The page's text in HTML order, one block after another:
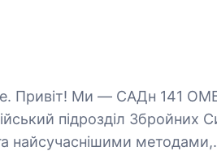
підрозділ Збройних
найсучаснішими методами,